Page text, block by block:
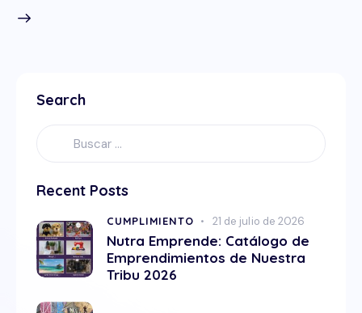
Search
Recent Posts
CUMPLIMIENTO 21 de julio de 2026
Nutra Emprende: Catálogo de
Emprendimientos de Nuestra
Tribu 2026